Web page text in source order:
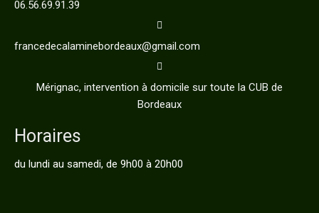
06.56.69.91.39
francedecalaminebordeaux@gmail.com
Mérignac, intervention à domicile sur toute la CUB de
Bordeaux
Horaires
du lundi au samedi, de 9h00 à 20h00